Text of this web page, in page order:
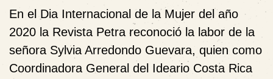
En el Dia Internacional de la Mujer del año
2020 la Revista Petra reconoció la labor de la
señora Sylvia Arredondo Guevara, quien como
Coordinadora General del Ideario Costa Rica